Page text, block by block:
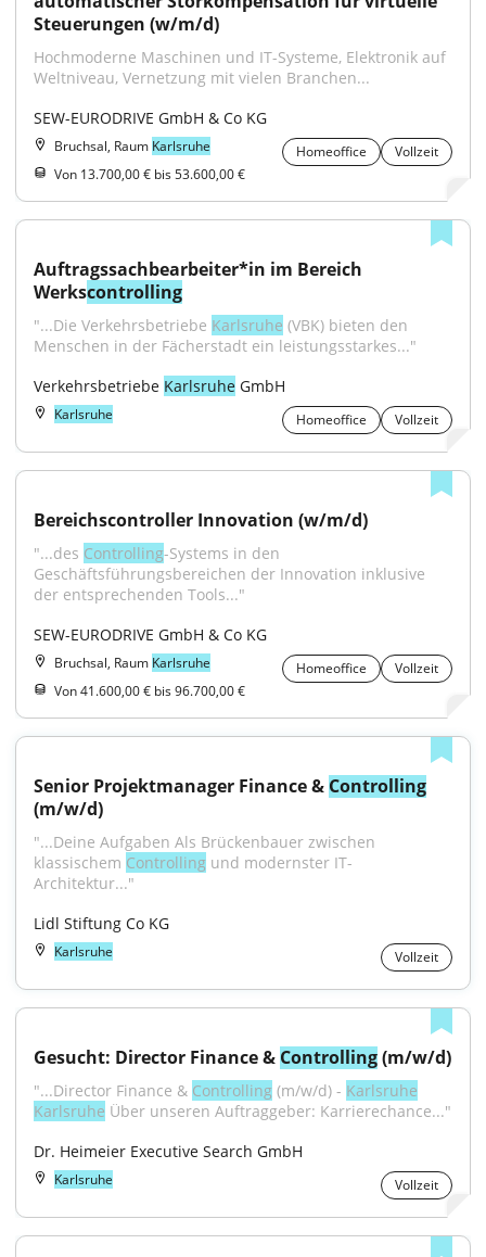
Steuerungen (w/m/d)
Hochmoderne Maschinen und IT-Systeme, Elektronik auf
Weltniveau, Vernetzung mit vielen Branchen...
SEW-EURODRIVE GmbH & Co KG
Bruchsal, Raum Karlsruhe Homeoffice
Vollzeit
Von 13.700,00 € bis 53.600,00 €
Auftragssachbearbeiter*in im Bereich
Werkscontrolling
"...Die Verkehrsbetriebe Karlsruhe (VBK) bieten den
Menschen in der Fächerstadt ein leistungsstarkes..."
Verkehrsbetriebe Karlsruhe GmbH
Karlsruhe Homeoffice Vollzeit
Bereichscontroller Innovation (w/m/d)
"...des Controlling-Systems in den
Geschäftsführungsbereichen der Innovation inklusive
der entsprechenden Tools..."
SEW-EURODRIVE GmbH & Co KG
Bruchsal, Raum Karlsruhe Homeoffice
Vollzeit
Von 41.600,00 € bis 96.700,00 €
Senior Projektmanager Finance & Controlling
(m/w/d)
"...Deine Aufgaben Als Brückenbauer zwischen
klassischem Controlling und modernster IT-
Architektur..."
Lidl Stiftung Co KG
Karlsruhe Vollzeit
Gesucht: Director Finance & Controlling (m/w/d)
"...Director Finance & Controlling (m/w/d) - Karlsruhe
Karlsruhe Über unseren Auftraggeber: Karrierechance..."
Dr. Heimeier Executive Search GmbH
Karlsruhe Vollzeit